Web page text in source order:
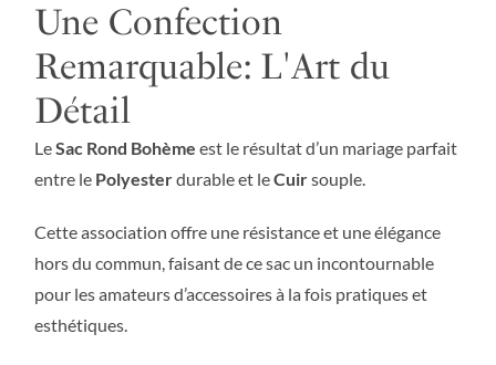
Une Confection
Remarquable: L'Art du
Détail
LeSac Rond Bohème est le résultat d’un mariage parfait
entre le Polyesterdurable et leCuirsouple.
Cette association offre une résistance et une élégance
hors du commun, faisant de ce sac un incontournable
pour les amateurs d’accessoires à la fois pratiques et
esthétiques.